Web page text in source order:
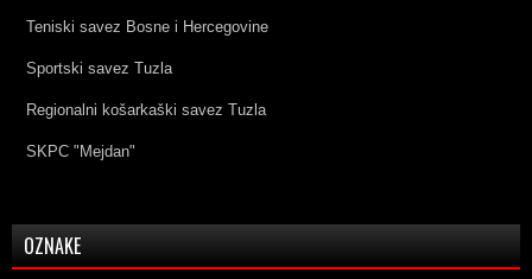
Teniski savez Bosne i Hercegovine
Sportski savez Tuzla
Regionalni košarkaški savez Tuzla
SKPC "Mejdan"
OZNAKE